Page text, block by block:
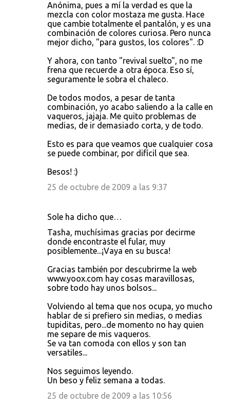
Anónima, pues a mí la verdad es que la
mezcla con color mostaza me gusta. Hace
que cambie totalmente el pantalón, y es una
combinación de colores curiosa. Pero nunca
mejor dicho, "para gustos, los colores". :D
Y ahora, con tanto "revival suelto", no me
frena que recuerde a otra época. Eso sí,
seguramente le sobra el chaleco.
De todos modos, a pesar de tanta
combinación, yo acabo saliendo a la calle en
vaqueros, jajaja. Me quito problemas de
medias, de ir demasiado corta, y de todo.
Esto es para que veamos que cualquier cosa
se puede combinar, por difícil que sea.
Besos! :)
25 de octubre de 2009 a las 9:37
Sole ha dicho que…
Tasha, muchísimas gracias por decirme
donde encontraste el fular, muy
posiblemente...¡Vaya en su busca!
Gracias también por descubrirme la web
www.yoox.com hay cosas maravillosas,
sobre todo hay unos bolsos...
Volviendo al tema que nos ocupa, yo mucho
hablar de si prefiero sin medias, o medias
tupiditas, pero...de momento no hay quien
me separe de mis vaqueros.
Se va tan comoda con ellos y son tan
versatiles...
Nos seguimos leyendo.
Un beso y feliz semana a todas.
25 de octubre de 2009 a las 10:56